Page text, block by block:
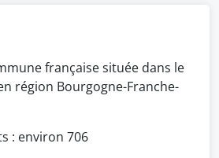
française située dans le
région Bourgogne-Franche-
: environ 706